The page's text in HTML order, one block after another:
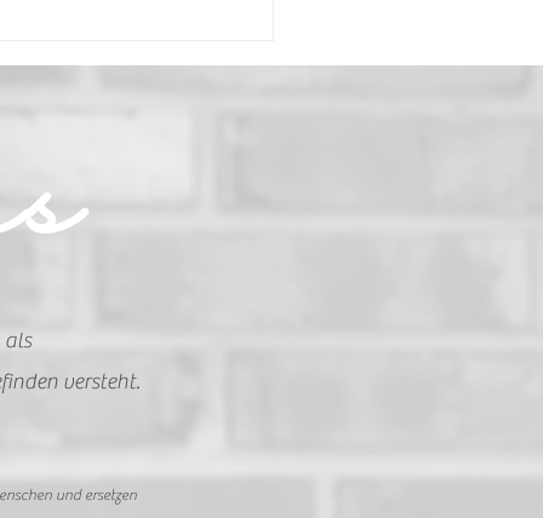
als
versteht.
und ersetzen